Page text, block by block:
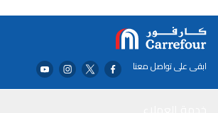
ابقى على تواصل معنا